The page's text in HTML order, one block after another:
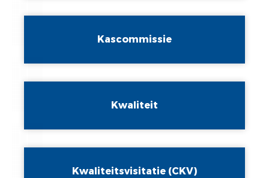
Kascommissie
Kwaliteit
Kwaliteitsvisitatie (CKV)